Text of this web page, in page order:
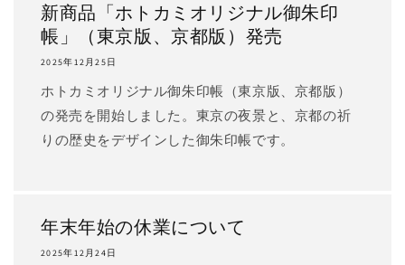
新商品「ホトカミオリジナル御朱印
帳」（東京版、京都版）発売
2025年12月25日
ホトカミオリジナル御朱印帳（東京版、京都版）
の発売を開始しました。東京の夜景と、京都の祈
りの歴史をデザインした御朱印帳です。
年末年始の休業について
2025年12月24日